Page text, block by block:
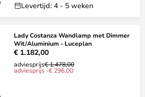
Levertijd: 4 - 5 weken
Lady Costanza Wandlamp met Dimmer
Wit/Aluminium - Luceplan
€ 1.182,00
adviesprijs€ 1.478,00
adviesprijs -€ 296,00